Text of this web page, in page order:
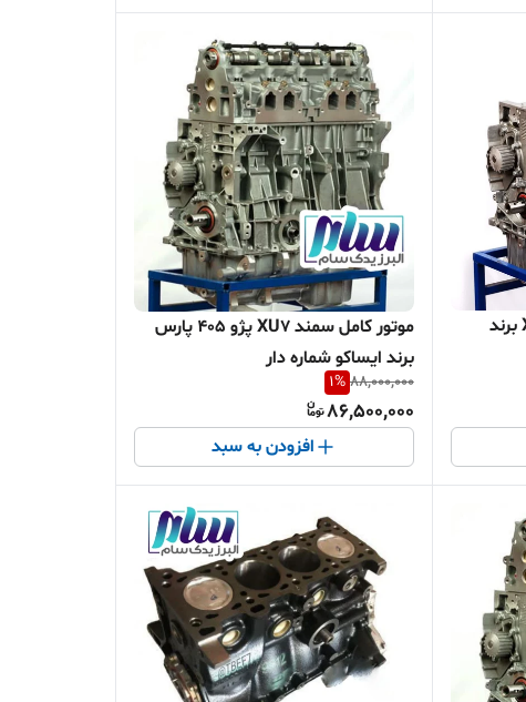
نیم موتور پژو 405 پارس XU7 برند
موتور کامل سمند XU7 پژو 405 پارس
برند ایساکو شماره دار
88,000,000
1%
86,500,000
افزودن به سبد